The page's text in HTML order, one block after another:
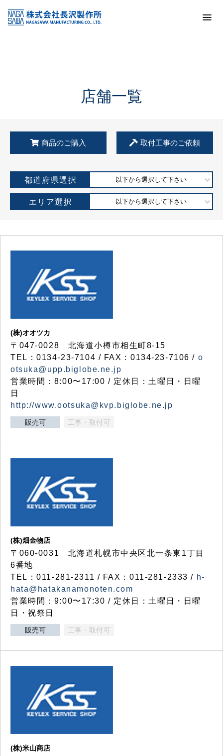
KSS加盟店・取扱店情報
店舗一覧
店舗一覧
商品のご購入 取付工事のご依頼
都道府県選択 以下から選択して下さい
エリア選択 以下から選択して下さい
(株)オオツカ
〒047-0028 北海道小樽市相生町8-15
TEL：0134-23-7104 / FAX：0134-23-7106 / o
otsuka@upp.biglobe.ne.jp
営業時間：8:00〜17:00 / 定休日：土曜日・日曜
日
http://www.ootsuka@kvp.biglobe.ne.jp
販売可 工事・取付可
(株)畑金物店
〒060-0031 北海道札幌市中央区北一条東1丁目
6番地
TEL：011-281-2311 / FAX：011-281-2333 / h-
hata@hatakanamonoten.com
営業時間：9:00〜17:30 / 定休日：土曜日・日曜
日・祝祭日
販売可 工事・取付可
(株)米山商店